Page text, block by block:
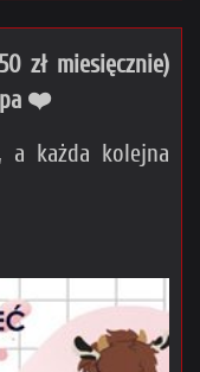
zł miesięcznie)
❤️
a każda kolejna